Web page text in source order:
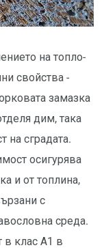
на топло-
свойства -
замазка
дим, така
на сградата.
осигурява
и от топлина,
с
среда.
в клас А1 в